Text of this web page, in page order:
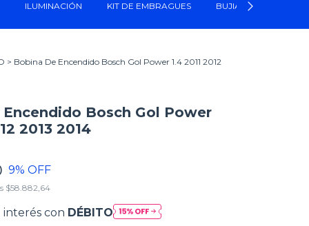
ILUMINACIÓN KIT DE EMBRAGUES BUJIAS Y CABLES
> Bobina De Encendido Bosch Gol Power 1.4 2011 2012
Bosch Gol Power
2013 2014
9% OFF
$58.882,64
interés con DÉBITO